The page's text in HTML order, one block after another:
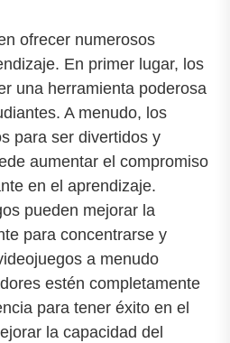
ofrecer numerosos
En primer lugar, los
una herramienta poderosa
A menudo, los
para ser divertidos y
aumentar el compromiso
en el aprendizaje.
pueden mejorar la
para concentrarse y
a menudo
estén completamente
para tener éxito en el
la capacidad del